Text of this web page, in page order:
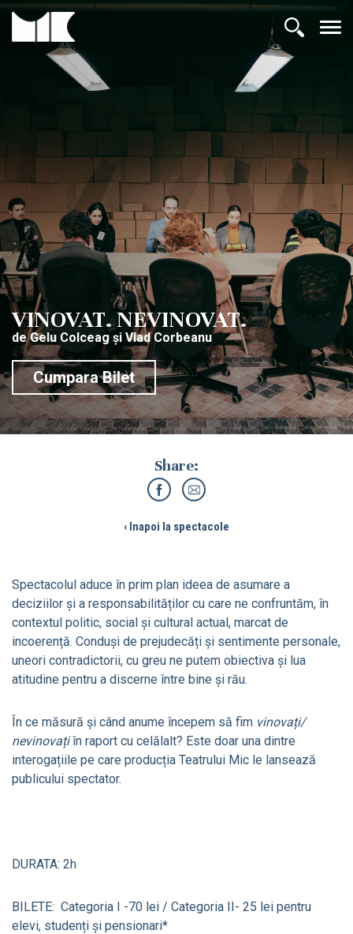
VINOVAT. NEVINOVAT.
de Gelu Colceag și Vlad Corbeanu
Cumpara Bilet
Share:
‹ Inapoi la spectacole
Spectacolul aduce în prim plan ideea de asumare a
deciziilor și a responsabilităților cu care ne confruntăm, în
contextul politic, social și cultural actual, marcat de
incoerență. Conduși de prejudecăți și sentimente personale,
uneori contradictorii, cu greu ne putem obiectiva și lua
atitudine pentru a discerne între bine și rău.
În ce măsură și când anume începem să fim vinovați/
nevinovațiîn raport cu celălalt? Este doar una dintre
interogațiile pe care producția Teatrului Mic le lansează
publicului spectator.
DURATA: 2h
BILETE: Categoria I -70 lei / Categoria II- 25 lei pentru
elevi, studenți și pensionari*